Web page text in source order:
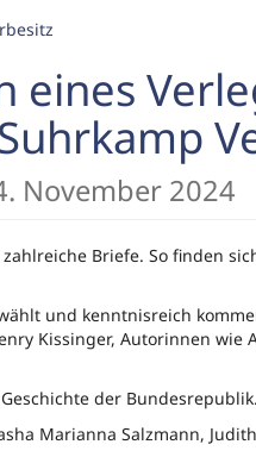
November 2024
Briefe. So finden
und kenntnisreich
Kissinger, Autorinnen
der Bundesrepublik.
Marianna Salzmann,